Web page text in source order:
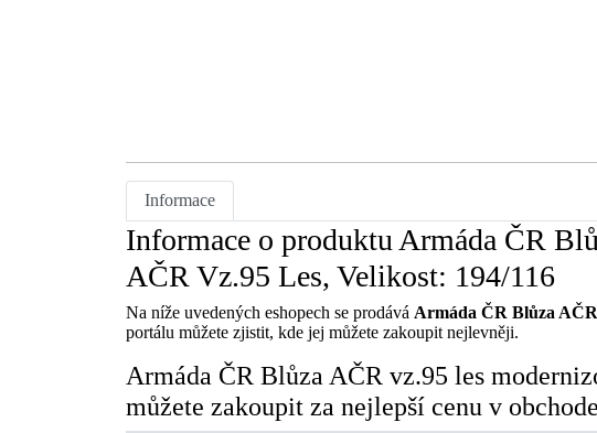
Informace
Informace o produktu Armáda ČR
AČR Vz.95 Les, Velikost: 194/116
Na níže uvedených eshopech se prodává Armáda ČR Blůza
portálu můžete zjistit, kde jej můžete zakoupit nejlevněji.
Armáda ČR Blůza AČR vz.95 les
můžete zakoupit za nejlepší cenu v